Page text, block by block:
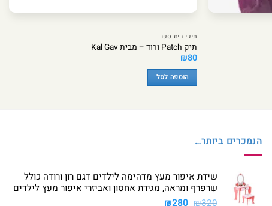
תיקי בית ספר
תיק Patch ורוד – מבית Kal Gav
₪80
הוספה לסל
הנמכרים ביותר…
שידת איפור מעץ מדהימה לילדים דגם רון ורודה כולל
שרפרף ומראה, מגירת אחסון ואביזרי איפור מעץ לילדים
₪320 המחיר
₪280 המחיר